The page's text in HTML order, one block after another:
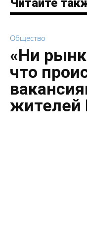
Общество
«Ни
что
жителей